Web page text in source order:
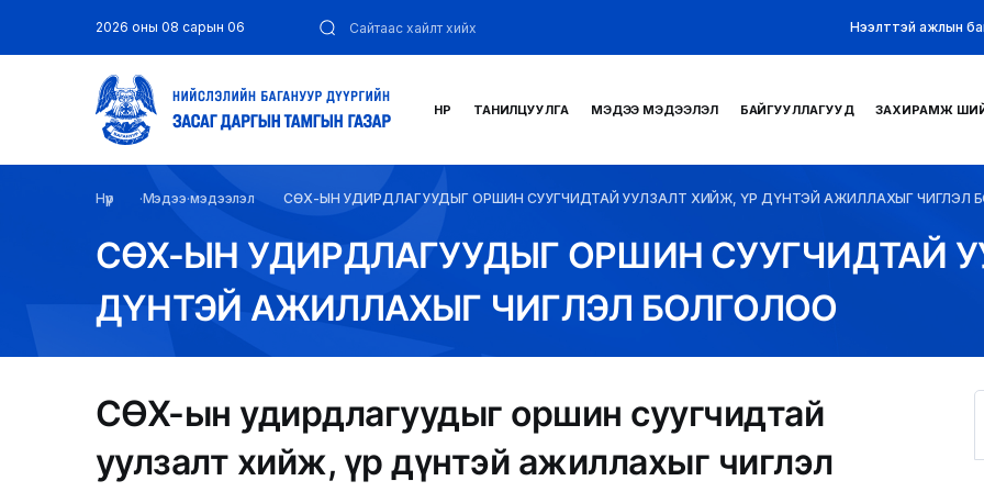
2026 оны 08 сарын 06 Нээлттэй ажлын
НҮҮР ТАНИЛЦУУЛГА МЭДЭЭ МЭДЭЭЛЭЛ БАЙГУУЛЛАГУУД ЗАХИРАМЖ
Нүүр Мэдээ мэдээлэл СӨХ-ЫН УДИРДЛАГУУДЫГ ОРШИН СУУГЧИДТАЙ УУЛЗАЛТ ХИЙЖ, ҮР ДҮНТЭЙ АЖИЛЛАХЫГ ЧИГЛЭЛ
СӨХ-ЫН УДИРДЛАГУУДЫГ ОРШИН СУУГЧИДТАЙ
ДҮНТЭЙ АЖИЛЛАХЫГ ЧИГЛЭЛ БОЛГОЛОО
СӨХ-ын удирдлагуудыг оршин суугчидтай
уулзалт хийж, үр дүнтэй ажиллахыг чиглэл